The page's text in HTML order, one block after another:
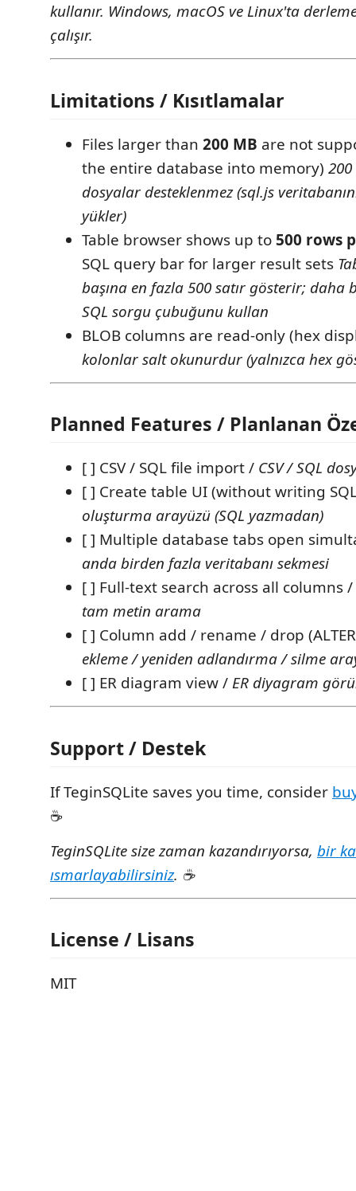
kullanır. Windows, macOS ve Linux'ta
çalışır.
Limitations / Kısıtlamalar
Files larger than 200 MB are not
the entire database into memory)
dosyalar desteklenmez (sql.js
yükler)
Table browser shows up to 500 rows
SQL query bar for larger result sets
başına en fazla 500 satır gösterir; daha
SQL sorgu çubuğunu kullan
BLOB columns are read-only (hex
kolonlar salt okunurdur (yalnızca hex
Planned Features / Planlanan
[ ] CSV / SQL file import / CSV / SQL
[ ] Create table UI (without writing
oluşturma arayüzü (SQL yazmadan)
[ ] Multiple database tabs open
anda birden fazla veritabanı sekmesi
[ ] Full-text search across all columns /
tam metin arama
[ ] Column add / rename / drop
ekleme / yeniden adlandırma / silme
[ ] ER diagram view /ER diyagram
Support / Destek
If TeginSQLite saves you time, consider
☕
TeginSQLite size zaman kazandırıyorsa, bir
ısmarlayabilirsiniz. ☕
License / Lisans
MIT